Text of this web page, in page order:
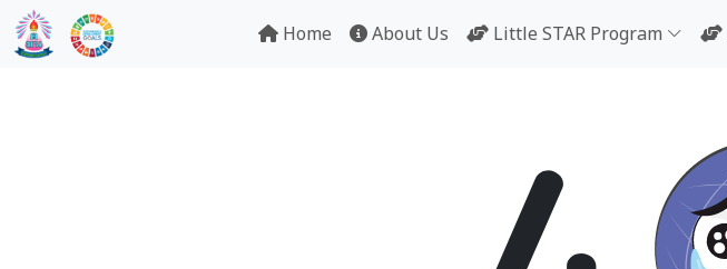
Home About Us Little STAR Program